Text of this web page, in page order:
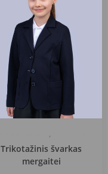
,
Trikotažinis švarkas
mergaitei